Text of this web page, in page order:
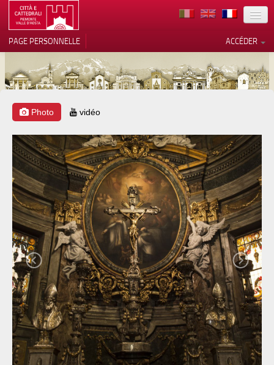
TERRITOIRE
ARCHITECTURE
MUSÉES
ITINÉRAIRES
EVÉNEMENTS
ACCUEIL
BÉNÉVOLES
CONTACTS
PRESS
ACCÉDER
PAGE PERSONNELLE
Photo vidéo
Notification lors de la collecte
Vos choix en matière de